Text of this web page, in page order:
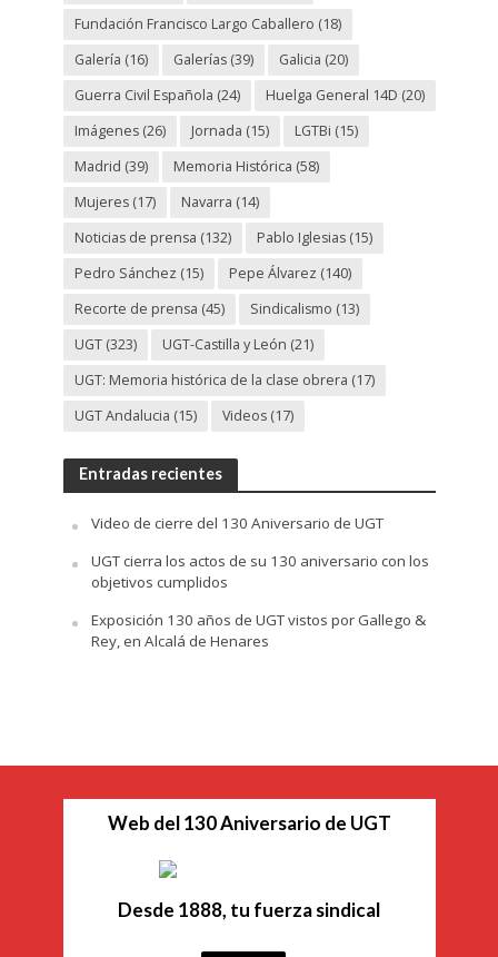
Fundación Francisco Largo Caballero (18)
Galería (16) Galerías(39) Galicia (20)
Guerra Civil Española (24) Huelga General 14D (20)
Imágenes(26) Jornada (15) LGTBi (15)
Madrid (39) Memoria Histórica (58)
Mujeres(17) Navarra (14)
Noticias de prensa (132) Pablo Iglesias(15)
Pedro Sánchez (15) Pepe Álvarez (140)
Recorte de prensa (45) Sindicalismo (13)
UGT(323) UGT-Castilla y León (21)
UGT: Memoria histórica de la clase obrera (17)
UGT Andalucia (15) Videos(17)
Entradas recientes
Video de cierre del 130 Aniversario de UGT
UGT cierra los actos de su 130 aniversario con los
objetivos cumplidos
Exposición 130 años de UGT vistos por Gallego &
Rey, en Alcalá de Henares
Web del 130 Aniversario de UGT
Desde 1888, tu fuerza sindical